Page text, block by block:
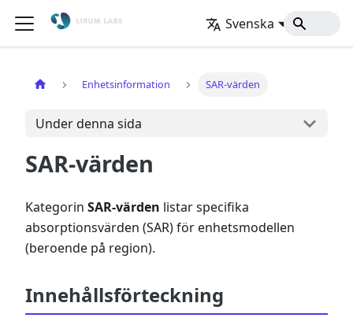
Svenska Hem
Enhetsinformation SAR-värden
Under denna sida
SAR-värden
Kategorin SAR-värden listar specifika
absorptionsvärden (SAR) för enhetsmodellen
(beroende på region).
Innehållsförteckning